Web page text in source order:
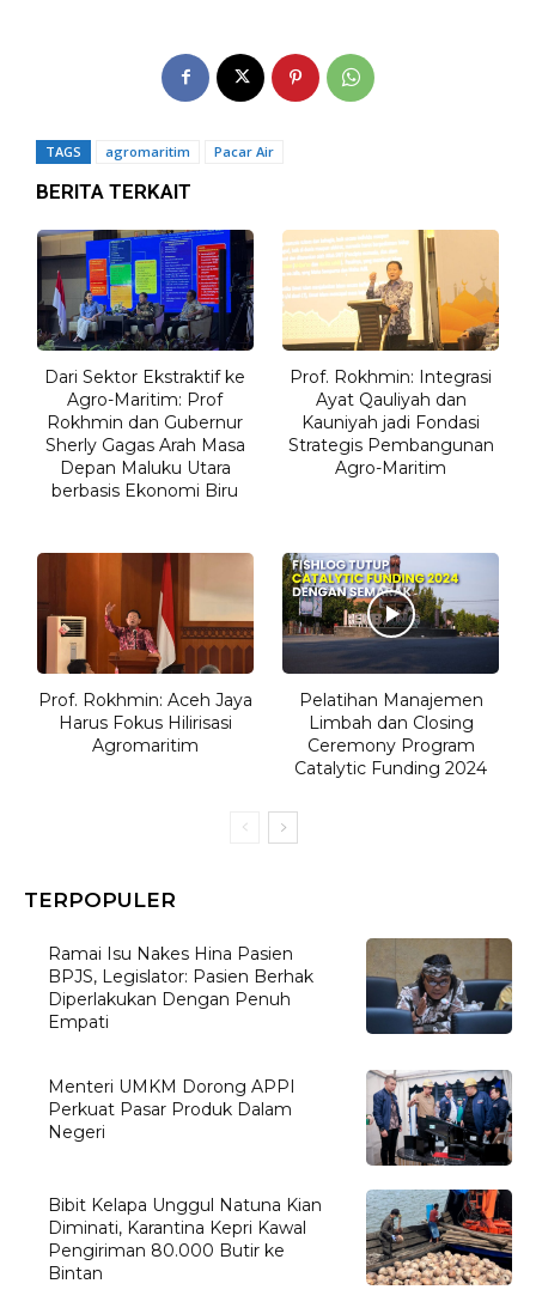
TAGS agromaritim Pacar Air
BERITA TERKAIT
Dari Sektor Ekstraktif ke
Agro-Maritim: Prof
Rokhmin dan Gubernur
Sherly Gagas Arah Masa
Depan Maluku Utara
berbasis Ekonomi Biru
Prof. Rokhmin: Integrasi
Ayat Qauliyah dan
Kauniyah jadi Fondasi
Strategis Pembangunan
Agro-Maritim
Prof. Rokhmin: Aceh Jaya
Harus Fokus Hilirisasi
Agromaritim
Pelatihan Manajemen
Limbah dan Closing
Ceremony Program
Catalytic Funding 2024
TERPOPULER
Ramai Isu Nakes Hina Pasien
BPJS, Legislator: Pasien Berhak
Diperlakukan Dengan Penuh
Empati
Menteri UMKM Dorong APPI
Perkuat Pasar Produk Dalam
Negeri
Bibit Kelapa Unggul Natuna Kian
Diminati, Karantina Kepri Kawal
Pengiriman 80.000 Butir ke
Bintan